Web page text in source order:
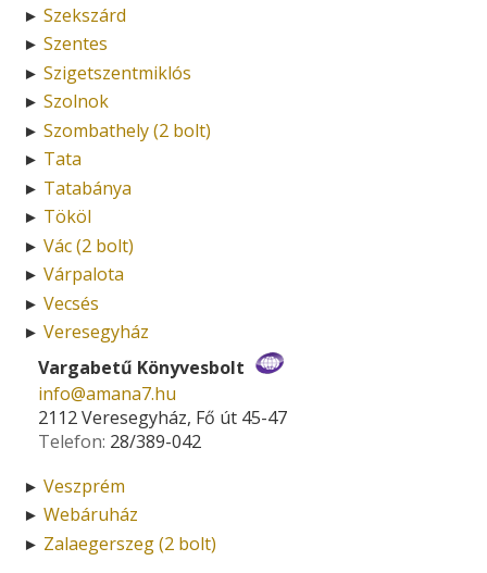
► Szekszárd
► Szentes
► Szigetszentmiklós
► Szolnok
► Szombathely (2 bolt)
► Tata
► Tatabánya
► Tököl
► Vác (2 bolt)
► Várpalota
► Vecsés
► Veresegyház
Vargabetű Könyvesbolt
info­@­amana7.hu
2112 Veresegyház, Fő út 45-47
Telefon: 28/389-042
► Veszprém
► Webáruház
► Zalaegerszeg (2 bolt)